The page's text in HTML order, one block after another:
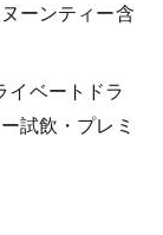
ーンティー含
ベートドラ
試飲・プレミ